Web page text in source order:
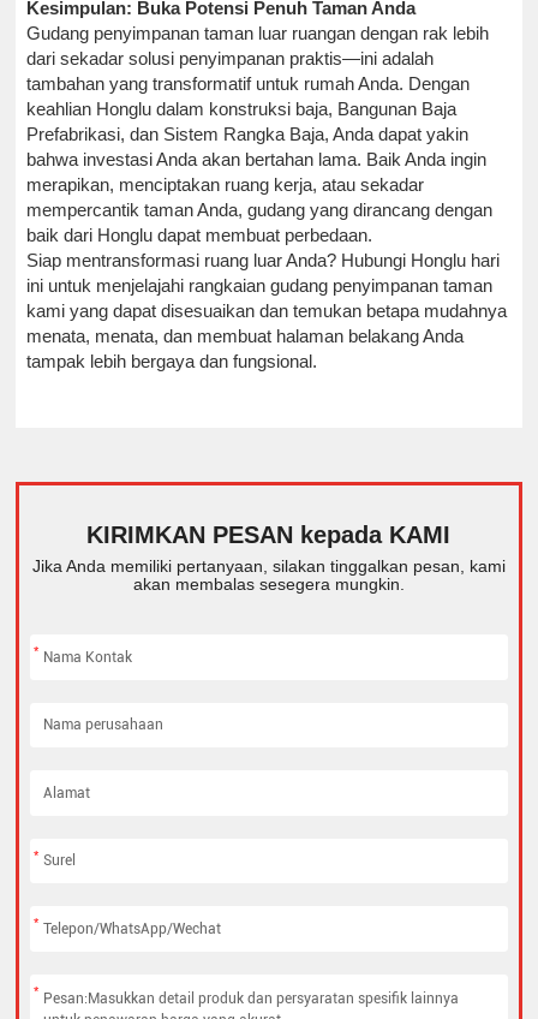
Kesimpulan: Buka Potensi Penuh Taman Anda
Gudang penyimpanan taman luar ruangan dengan rak lebih
dari sekadar solusi penyimpanan praktis—ini adalah
tambahan yang transformatif untuk rumah Anda. Dengan
keahlian Honglu dalam konstruksi baja, Bangunan Baja
Prefabrikasi, dan Sistem Rangka Baja, Anda dapat yakin
bahwa investasi Anda akan bertahan lama. Baik Anda ingin
merapikan, menciptakan ruang kerja, atau sekadar
mempercantik taman Anda, gudang yang dirancang dengan
baik dari Honglu dapat membuat perbedaan.
Siap mentransformasi ruang luar Anda? Hubungi Honglu hari
ini untuk menjelajahi rangkaian gudang penyimpanan taman
kami yang dapat disesuaikan dan temukan betapa mudahnya
menata, menata, dan membuat halaman belakang Anda
tampak lebih bergaya dan fungsional.
KIRIMKAN PESAN kepada KAMI
Jika Anda memiliki pertanyaan, silakan tinggalkan pesan, kami
akan membalas sesegera mungkin.
*
*
*
*